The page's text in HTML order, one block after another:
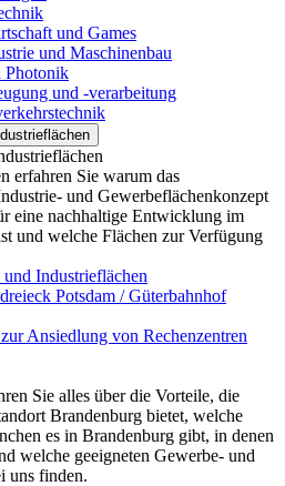
und Games
und Maschinenbau
Photonik
und -verarbeitung
erfahren Sie warum das
und Gewerbeflächenkonzept
eine nachhaltige Entwicklung im
und welche Flächen zur Verfügung
Industrieflächen
Potsdam / Güterbahnhof
Ansiedlung von Rechenzentren
Sie alles über die Vorteile, die
Brandenburg bietet, welche
es in Brandenburg gibt, in denen
welche geeigneten Gewerbe- und
uns finden.